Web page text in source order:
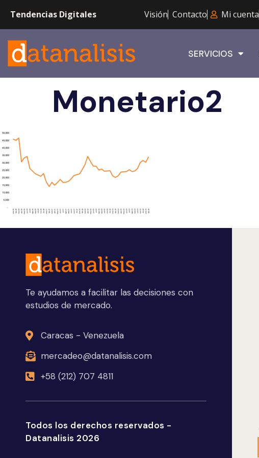
Tendencias Digitales Visión Contacto Mi cuenta
SERVICIOS
Monetario2
Te ayudamos a facilitar las decisiones con
estudios de mercado.
Caracas - Venezuela
mercadeo@datanalisis.com
+58 (212) 707 4811
Todos los derechos reservados -
Datanalisis 2026